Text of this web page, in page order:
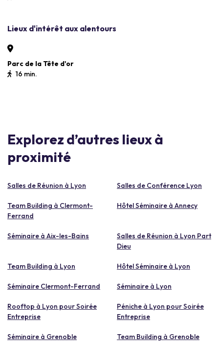
Lieux d'intérêt aux alentours
Parc de la Tête d'or
16 min.
Explorez d’autres lieux à
proximité
Salles de Réunion à Lyon Salles de Conférence Lyon
Team Building à Clermont-
Ferrand
Hôtel Séminaire à Annecy
Séminaire à Aix-les-Bains
Salles de Réunion à Lyon Part
Dieu
Team Building à Lyon Hôtel Séminaire à Lyon
Séminaire Clermont-Ferrand Séminaire à Lyon
Rooftop à Lyon pour Soirée
Entreprise
Péniche à Lyon pour Soirée
Entreprise
Séminaire à Grenoble Team Building à Grenoble